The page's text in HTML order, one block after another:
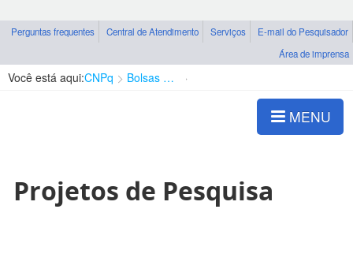
Perguntas frequentes Central de Atendimento Serviços
E-mail do Pesquisador
Área de imprensa
Você está aqui:CNPq Bolsas e Auxílios Vigentes
MENU
Projetos de Pesquisa